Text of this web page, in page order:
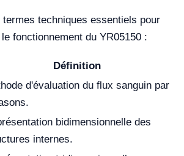
techniques essentiels pour
fonctionnement du YR05150 :
Définition
d'évaluation du flux sanguin par
bidimensionnelle des
internes.